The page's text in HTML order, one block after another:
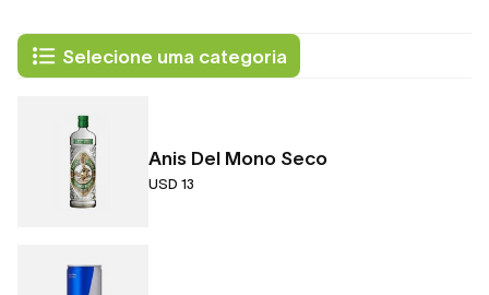
Selecione uma categoria
Anis Del Mono Seco
USD 13